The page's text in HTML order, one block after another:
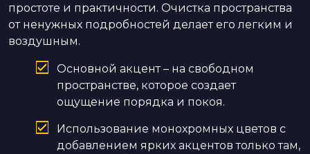
простоте и практичности. Очистка пространства
от ненужных подробностей делает его легким и
воздушным.
Основной акцент – на свободном
пространстве, которое создает
ощущение порядка и покоя.
Использование монохромных цветов с
добавлением ярких акцентов только там,